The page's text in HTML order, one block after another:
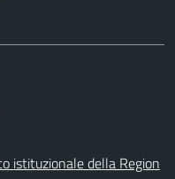
istituzionale della Region